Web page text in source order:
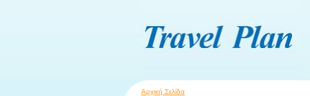
Αρχική Σελίδα